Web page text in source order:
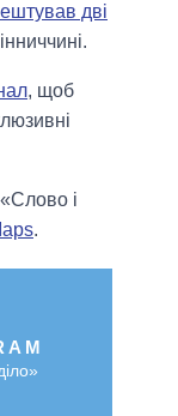
дві
, щоб
«Слово і
.